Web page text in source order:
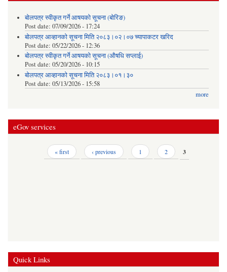
बोलपत्र स्वीकृत गर्ने आषयको सूचना (बोरिङ)
Post date: 07/09/2026 - 17:24
बोलपत्र आव्हानको सूचना मिति २०८३।०२।०७ च्यापाकटर खरिद
Post date: 05/22/2026 - 12:36
बोलपत्र स्वीकृत गर्ने आषयको सूचना (औषधि सप्लाई)
Post date: 05/20/2026 - 10:15
बोलपत्र आव्हानको सूचना मिति २०८३।०१।३०
Post date: 05/13/2026 - 15:58
more
eGov services
« first ‹ previous 1 2 3
Quick Links